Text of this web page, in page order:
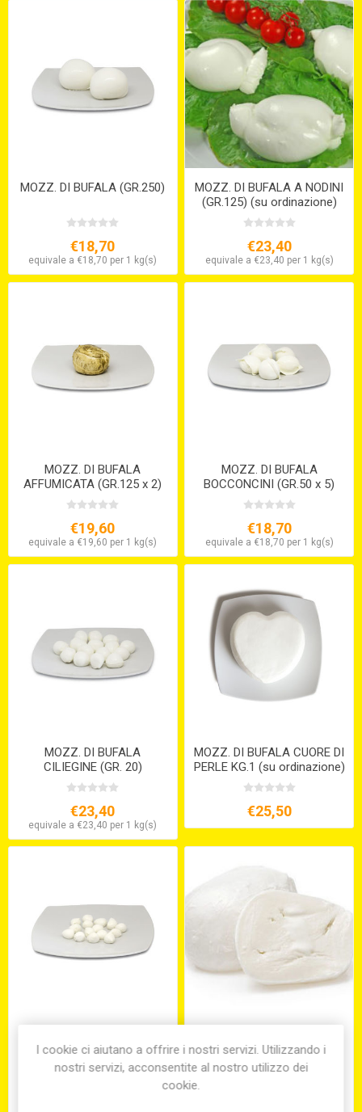
MOZZ. DI BUFALA (GR.250)
€18,70
equivale a €18,70 per 1 kg(s)
MOZZ. DI BUFALA A NODINI
(GR.125) (su ordinazione)
€23,40
equivale a €23,40 per 1 kg(s)
MOZZ. DI BUFALA
AFFUMICATA (GR.125 x 2)
€19,60
equivale a €19,60 per 1 kg(s)
MOZZ. DI BUFALA
BOCCONCINI (GR.50 x 5)
€18,70
equivale a €18,70 per 1 kg(s)
MOZZ. DI BUFALA
CILIEGINE (GR. 20)
€23,40
equivale a €23,40 per 1 kg(s)
MOZZ. DI BUFALA CUORE DI
PERLE KG.1 (su ordinazione)
€25,50
DA GR.8
ue Volpe (VASCH. DA 3 KG.
IN ACQUA)
I cookie ci aiutano a offrire i nostri servizi. Utilizzando i
nostri servizi, acconsentite al nostro utilizzo dei
cookie.